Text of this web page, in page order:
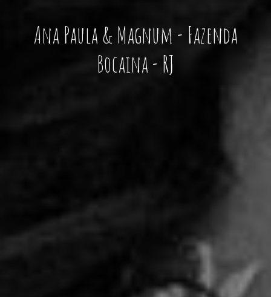
Ana Paula & Magnum - Fazenda
Bocaina - RJ